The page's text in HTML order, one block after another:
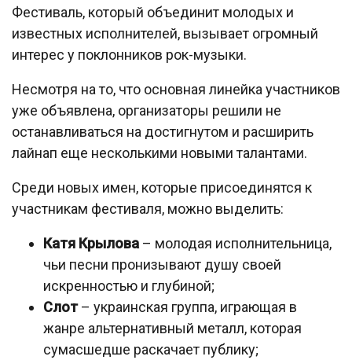
Фестиваль, который объединит молодых и
известных исполнителей, вызывает огромный
интерес у поклонников рок-музыки.
Несмотря на то, что основная линейка участников
уже объявлена, организаторы решили не
останавливаться на достигнутом и расширить
лайнап еще несколькими новыми талантами.
Среди новых имен, которые присоединятся к
участникам фестиваля, можно выделить:
Катя Крылова – молодая исполнительница,
чьи песни пронизывают душу своей
искренностью и глубиной;
Слот– украинская группа, играющая в
жанре альтернативный металл, которая
сумасшедше раскачает публику;